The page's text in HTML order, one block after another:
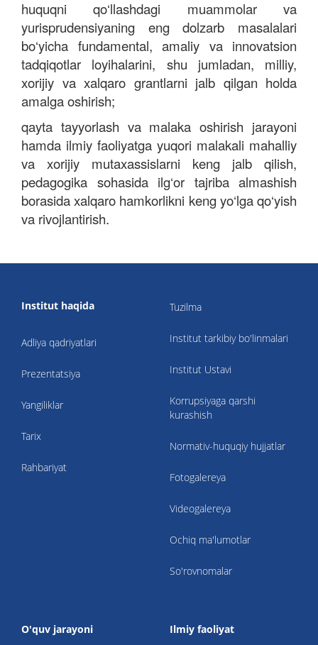
huquqni qo‘llashdagi muammolar va
yurisprudensiyaning eng dolzarb masalalari
bo‘yicha fundamental, amaliy va innovatsion
tadqiqotlar loyihalarini, shu jumladan, milliy,
xorijiy va xalqaro grantlarni jalb qilgan holda
amalga oshirish;
qayta tayyorlash va malaka oshirish jarayoni
hamda ilmiy faoliyatga yuqori malakali mahalliy
va xorijiy mutaxassislarni keng jalb qilish,
pedagogika sohasida ilg‘or tajriba almashish
borasida xalqaro hamkorlikni keng yo‘lga qo‘yish
va rivojlantirish.
Institut haqida
Adliya qadriyatlari
Prezentatsiya
Yangiliklar
Tarix
Rahbariyat
Tuzilma
Institut tarkibiy bo'linmalari
Institut Ustavi
Korrupsiyaga qarshi
kurashish
Normativ-huquqiy hujjatlar
Fotogalereya
Videogalereya
Ochiq ma'lumotlar
So'rovnomalar
O'quv jarayoni Ilmiy faoliyat